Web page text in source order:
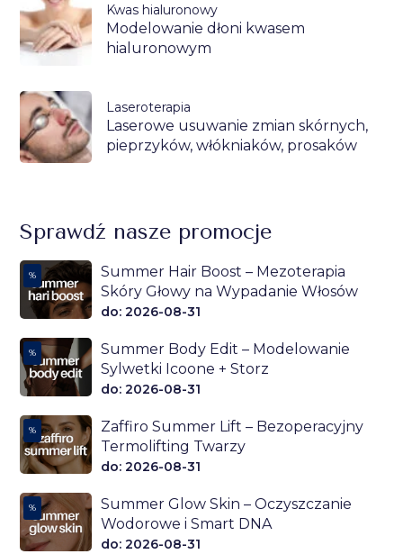
Kwas hialuronowy
Modelowanie dłoni kwasem
hialuronowym
Laseroterapia
Laserowe usuwanie zmian skórnych,
pieprzyków, włókniaków, prosaków
Sprawdź nasze promocje
%
Summer Hair Boost – Mezoterapia
Skóry Głowy na Wypadanie Włosów
do: 2026-08-31
%
Summer Body Edit – Modelowanie
Sylwetki Icoone + Storz
do: 2026-08-31
%
Zaffiro Summer Lift – Bezoperacyjny
Termolifting Twarzy
do: 2026-08-31
%
Summer Glow Skin – Oczyszczanie
Wodorowe i Smart DNA
do: 2026-08-31